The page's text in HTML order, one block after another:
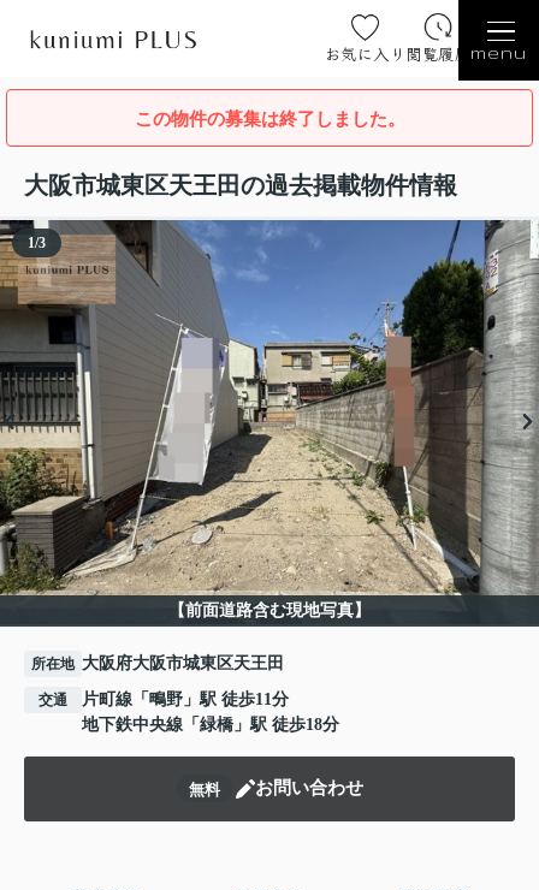
お気に入り 閲覧履歴 menu
この物件の募集は終了しました。
大阪市城東区天王田の過去掲載物件情報
【前面道路含む現地写真】
1/3
所在地 大阪府大阪市城東区天王田
交通 片町線 「 鴫野 」駅 徒歩11分
地下鉄中央線 「 緑橋 」駅 徒歩18分
無料 お問い合わせ